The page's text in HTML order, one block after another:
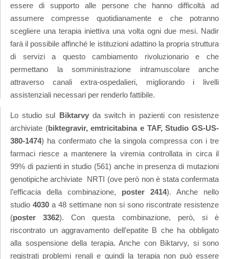
essere di supporto alle persone che hanno difficoltà ad
assumere compresse quotidianamente e che potranno
scegliere una terapia iniettiva una volta ogni due mesi. Nadir
farà il possibile affinché le istituzioni adattino la propria struttura
di servizi a questo cambiamento rivoluzionario e che
permettano la somministrazione intramuscolare anche
attraverso canali extra-ospedalieri, migliorando i livelli
assistenziali necessari per renderlo fattibile.
Lo studio sul Biktarvy da switch in pazienti con resistenze
archiviate (biktegravir, emtricitabina e TAF,Studio GS-US-
380-1474) ha confermato che la singola compressa con i tre
farmaci riesce a mantenere la viremia controllata in circa il
99% di pazienti in studio (561) anche in presenza di mutazioni
genotipiche archiviate NRTI (ove però non è stata confermata
l’efficacia della combinazione, poster 2414). Anche nello
studio 4030 a 48 settimane non si sono riscontrate resistenze
(poster 3362). Con questa combinazione, però, si è
riscontrato un aggravamento dell’epatite B che ha obbligato
alla sospensione della terapia. Anche con Biktarvy, si sono
registrati problemi renali e quindi la terapia non può essere